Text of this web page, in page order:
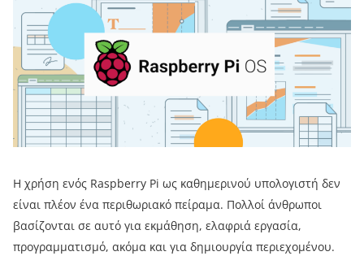
Η χρήση ενός Raspberry Pi ως καθημερινού υπολογιστή δεν
είναι πλέον ένα περιθωριακό πείραμα. Πολλοί άνθρωποι
βασίζονται σε αυτό για εκμάθηση, ελαφριά εργασία,
προγραμματισμό, ακόμα και για δημιουργία περιεχομένου.